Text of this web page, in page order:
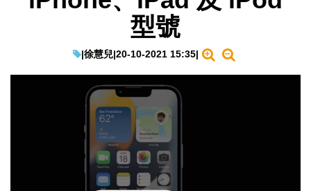
型號
|徐慧兒|20-10-2021 15:35|